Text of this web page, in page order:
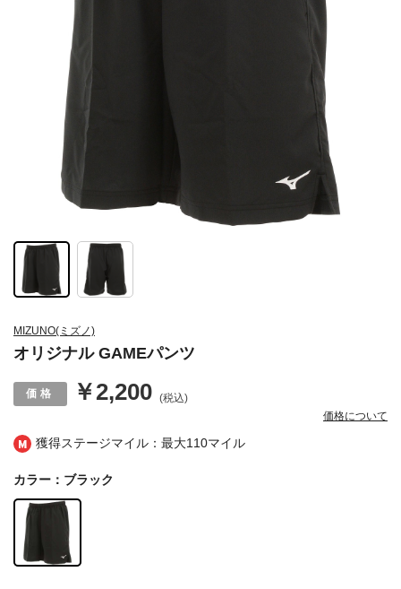
獲得ステージマイル：最大110マイル
MIZUNO(ミズノ)
オリジナル GAMEパンツ
￥2,200 (税込)
価格について
カラー：ブラック